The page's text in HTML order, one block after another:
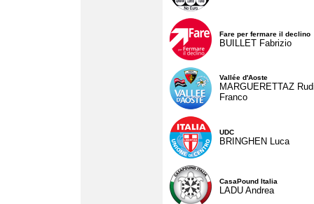
Fare per fermare il declino
BUILLET Fabrizio
Vallée d'Aoste
MARGUERETTAZ
Franco
UDC
BRINGHEN Luca
CasaPound Italia
LADU Andrea